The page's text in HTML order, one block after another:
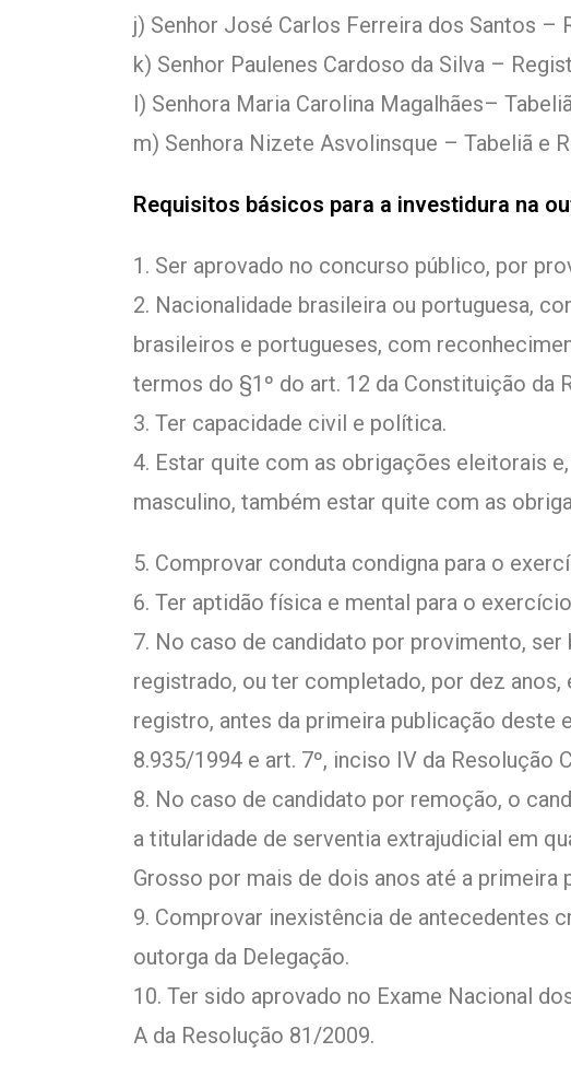
j) Senhor José Carlos Ferreira dos Santos –
k) Senhor Paulenes Cardoso da Silva –
l) Senhora Maria Carolina Magalhães–
m) Senhora Nizete Asvolinsque – Tabeliã e
Requisitos básicos para a investidura na
1. Ser aprovado no concurso público, por
2. Nacionalidade brasileira ou portuguesa,
brasileiros e portugueses, com
termos do §1º do art. 12 da Constituição da
3. Ter capacidade civil e política.
4. Estar quite com as obrigações eleitorais
masculino, também estar quite com as
5. Comprovar conduta condigna para o
6. Ter aptidão física e mental para o
7. No caso de candidato por provimento,
registrado, ou ter completado, por dez
registro, antes da primeira publicação deste
8.935/1994 e art. 7º, inciso IV da Resolução
8. No caso de candidato por remoção, o
a titularidade de serventia extrajudicial em
Grosso por mais de dois anos até a primeira
9. Comprovar inexistência de antecedentes
outorga da Delegação.
10. Ter sido aprovado no Exame Nacional
A da Resolução 81/2009.